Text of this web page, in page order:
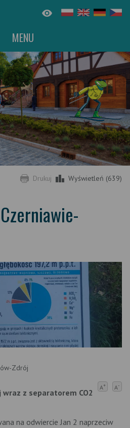
MENU
Drukuj Wyświetleń (639)
Zdrój
A+ A-
z separatorem CO2
na odwiercie Jan 2 naprzeciw